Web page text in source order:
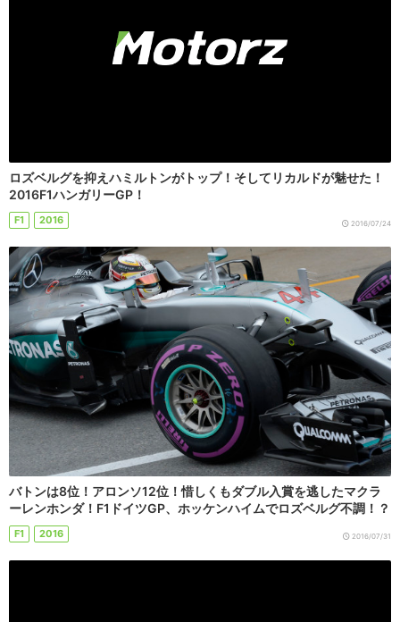
ロズベルグを抑えハミルトンがトップ！そしてリカルドが魅せた！
2016F1ハンガリーGP！
F1 2016 2016/07/24
バトンは8位！アロンソ12位！惜しくもダブル入賞を逃したマクラ
ーレンホンダ！F1ドイツGP、ホッケンハイムでロズベルグ不調！？
F1 2016 2016/07/31